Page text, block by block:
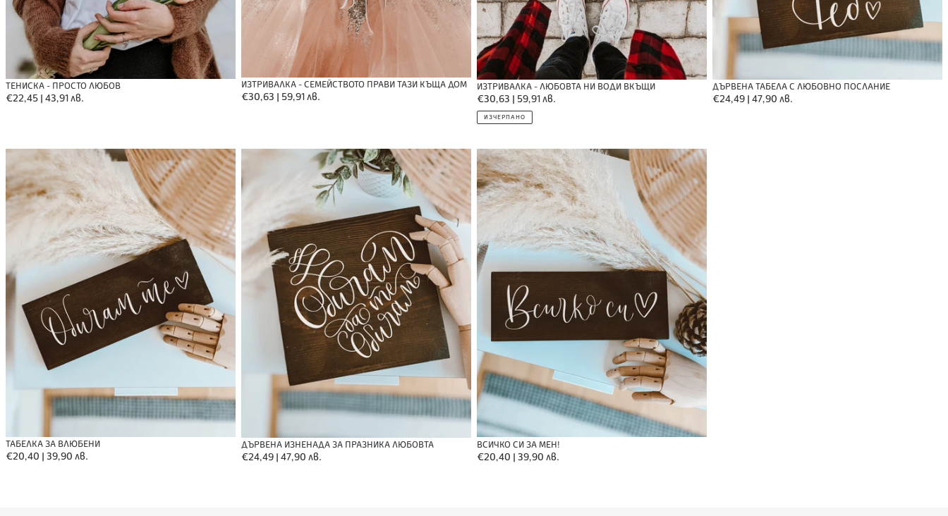
ТЕНИСКА - ПРОСТО ЛЮБОВ
Обичайна
€22,45 | 43,91 лв.
ИЗТРИВАЛКА - СЕМЕЙСТВОТО ПРАВИ ТАЗИ КЪЩА ДОМ
Обичайна
€30,63 | 59,91 лв.
ИЗТРИВАЛКА - ЛЮБОВТА НИ ВОДИ ВКЪЩИ
Обичайна
цена
€30,63 | 59,91 лв.
ИЗЧЕРПАНО
ДЪРВЕНА ТАБЕЛА С ЛЮБОВНО ПОСЛАНИЕ
Обичайна
€24,49 | 47,90 лв.
ТАБЕЛКА
ЗА
ВЛЮБЕНИ
ТАБЕЛКА ЗА ВЛЮБЕНИ
Обичайна
€20,40 | 39,90 лв.
Дървена
за
празника
ДЪРВЕНА ИЗНЕНАДА ЗА ПРАЗНИКА ЛЮБОВТА
Обичайна
€24,49 | 47,90 лв.
Всичко
си
за
мен!
ВСИЧКО СИ ЗА МЕН!
Обичайна
€20,40 | 39,90 лв.